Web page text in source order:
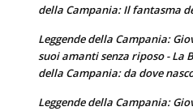
della Campania: Il fantasma
Leggende della Campania:
suoi amanti senza riposo - La
della Campania: da dove
Leggende della Campania: